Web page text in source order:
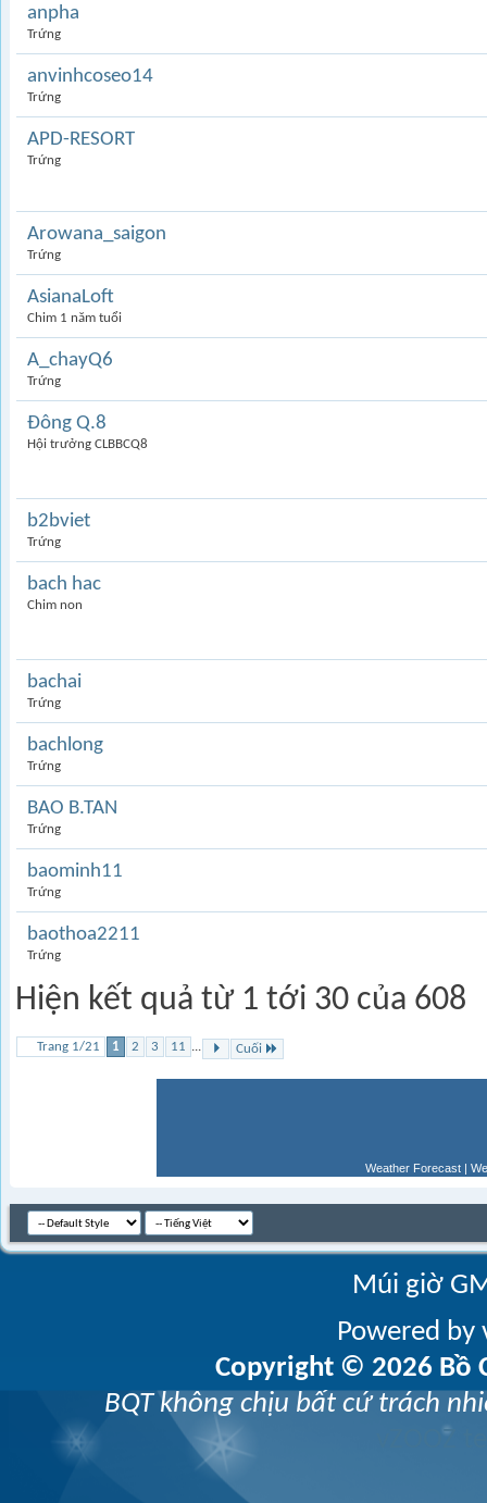
anpha
Trứng
anvinhcoseo14
Trứng
APD-RESORT
Trứng
Arowana_saigon
Trứng
AsianaLoft
Chim 1 năm tuổi
A_chayQ6
Trứng
Đông Q.8
Hội trưởng CLBBCQ8
b2bviet
Trứng
bach hac
Chim non
bachai
Trứng
bachlong
Trứng
BAO B.TAN
Trứng
baominh11
Trứng
baothoa2211
Trứng
Hiện kết quả từ 1 tới 30 của 608
Trang 1/21 1 2 3 11 ... Cuối
Weather Forecast |
Múi giờ
Powered
Copyright © 2026 Bồ
BQT không chịu bất cứ trách
vZOOZ